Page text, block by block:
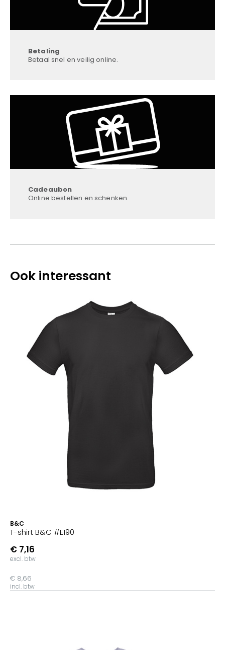
Betaling
Betaal snel en veilig online.
Cadeaubon
Online bestellen en schenken.
Ook interessant
B&C
T-shirt B&C #E190
€ 7,16
excl. btw
€ 8,66
incl. btw